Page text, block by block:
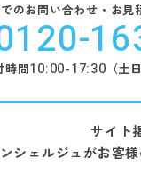
のお問い合わせ・お見
時間10:00-17:30 （土
サイト
シェルジュがお客